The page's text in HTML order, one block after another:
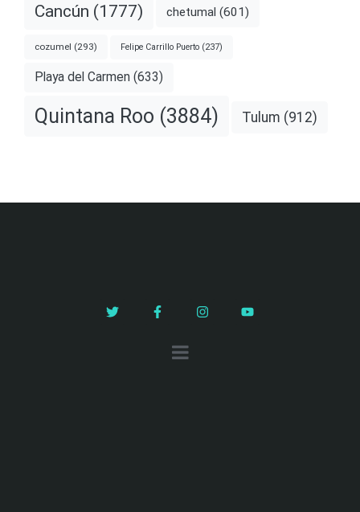
Cancún (1777) chetumal (601)
cozumel (293) Felipe Carrillo Puerto (237)
Playa del Carmen (633)
Quintana Roo (3884) Tulum (912)